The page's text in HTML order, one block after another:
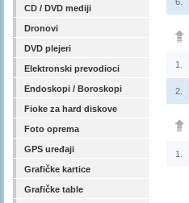
CD / DVD mediji
Dronovi
DVD plejeri
Elektronski prevodioci
Endoskopi / Boroskopi
Fioke za hard diskove
Foto oprema
GPS uređaji
Grafičke kartice
Grafičke table
1.
2.
1.